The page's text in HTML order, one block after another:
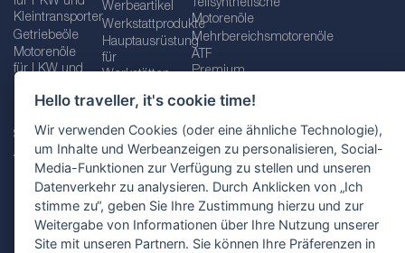
Hello traveller, it's cookie time!
Wir verwenden Cookies (oder eine ähnliche Technologie),
um Inhalte und Werbeanzeigen zu personalisieren, Social-
Media-Funktionen zur Verfügung zu stellen und unseren
Datenverkehr zu analysieren. Durch Anklicken von „Ich
stimme zu“, geben Sie Ihre Zustimmung hierzu und zur
Weitergabe von Informationen über Ihre Nutzung unserer
Site mit unseren Partnern. Sie können Ihre Präferenzen in
Kleintransporter
Getriebeöle
Motorenöle
für LKW und
Betriebs-
Serviceflüssigkeiten
Additive
Fette
Werbeartikel
Werkstattprodukte
Hauptausrüstung
für
Werkstätten
Schraubenschlüssel
und
Schraubenschlüsselsätze
Zusätzliche
Werkzeuge
für
Werkstätten
Teilsynthetische
Motorenöle
Mehrbereichsmotorenöle
ATF
Premium
Öle für
Getriebeöle